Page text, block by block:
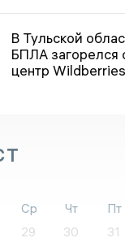
В Тульской
БПЛА загорелся
центр Wildberries
Ср Чт Пт
29 30 31